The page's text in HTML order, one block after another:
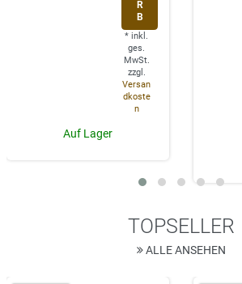
R
B
* inkl.
ges.
MwSt.
zzgl.
Versan
dkoste
n
Auf Lager
TOPSELLER
ALLE ANSEHEN